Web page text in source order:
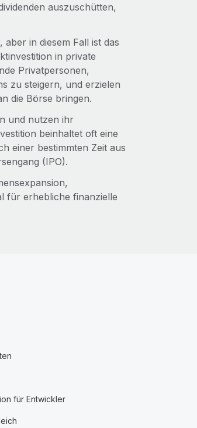
auszuschütten,
in diesem Fall ist das
in private
Privatpersonen,
zu steigern, und erzielen
die Börse bringen.
und nutzen ihr
beinhaltet oft eine
einer bestimmten Zeit aus
(IPO).
für erhebliche finanzielle
für Entwickler